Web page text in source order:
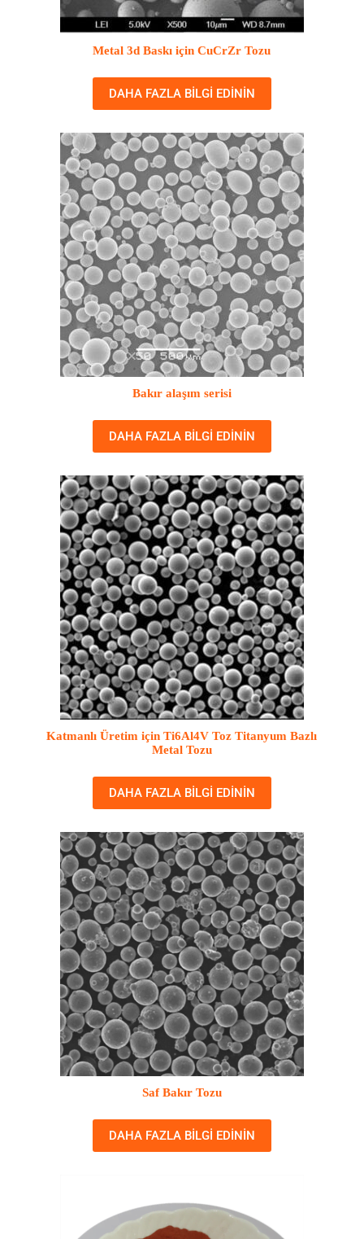
Metal 3d Baskı için CuCrZr Tozu
DAHA FAZLA BILGI EDININ
Bakır alaşım serisi
DAHA FAZLA BILGI EDININ
Katmanlı Üretim için Ti6Al4V Toz Titanyum Bazlı
Metal Tozu
DAHA FAZLA BILGI EDININ
Saf Bakır Tozu
DAHA FAZLA BILGI EDININ